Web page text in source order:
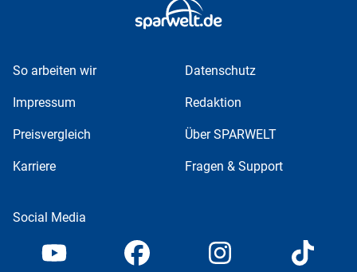
So arbeiten wir Datenschutz
Impressum Redaktion
Preisvergleich Über SPARWELT
Karriere Fragen & Support
Social Media